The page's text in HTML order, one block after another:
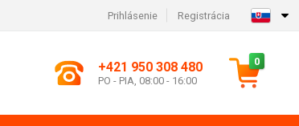
Prihlásenie Registrácia
+421 950 308 480
PO - PIA, 08:00 - 16:00
0